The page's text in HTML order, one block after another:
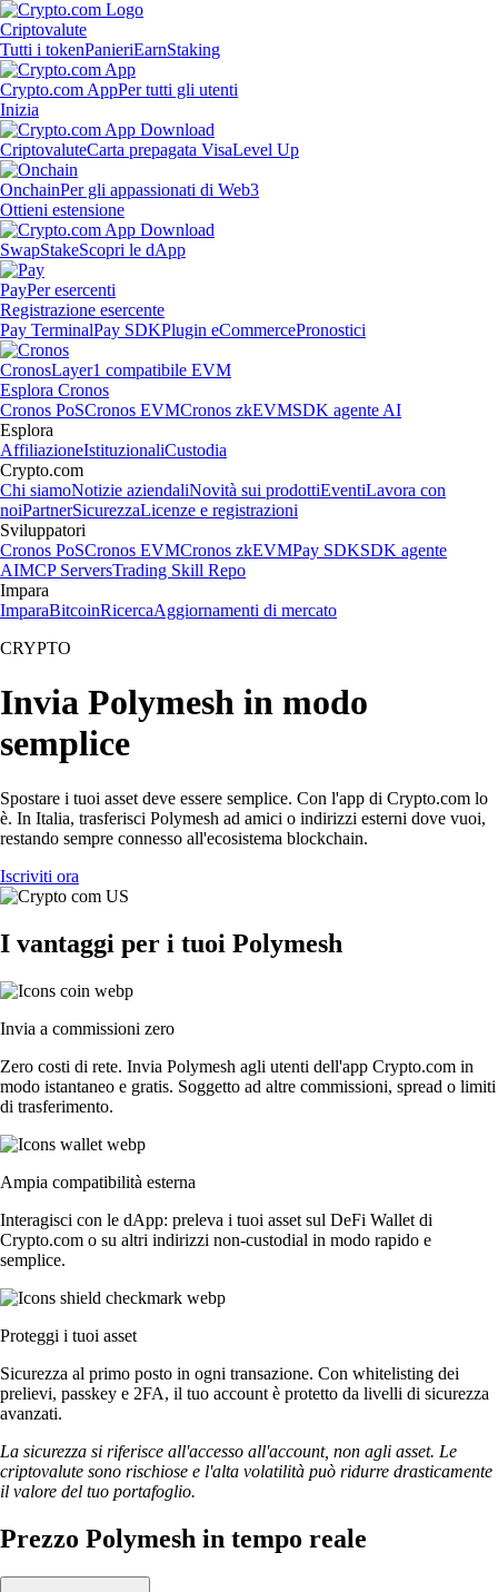
Criptovalute
Tutti i tokenPanieriEarnStaking
Crypto.com AppPer tutti gli utenti
Inizia
CriptovaluteCarta prepagata VisaLevel Up
OnchainPer gli appassionati di Web3
Ottieni estensione
SwapStakeScopri le dApp
PayPer esercenti
Registrazione esercente
Pay TerminalPay SDKPlugin eCommercePronostici
CronosLayer1 compatibile EVM
Esplora Cronos
Cronos PoSCronos EVMCronos zkEVMSDK agente AI
Esplora
AffiliazioneIstituzionaliCustodia
Crypto.com
Chi siamoNotizie aziendaliNovità sui prodottiEventiLavora con
noiPartnerSicurezzaLicenze e registrazioni
Sviluppatori
Cronos PoSCronos EVMCronos zkEVMPay SDKSDK agente
AIMCP ServersTrading Skill Repo
Impara
ImparaBitcoinRicercaAggiornamenti di mercato
CRYPTO
Invia Polymesh in modo
semplice
Spostare i tuoi asset deve essere semplice. Con l'app di Crypto.com lo
è. In Italia, trasferisci Polymesh ad amici o indirizzi esterni dove vuoi,
restando sempre connesso all'ecosistema blockchain.
Iscriviti ora
I vantaggi per i tuoi Polymesh
Invia a commissioni zero
Zero costi di rete. Invia Polymesh agli utenti dell'app Crypto.com in
modo istantaneo e gratis. Soggetto ad altre commissioni, spread o limiti
di trasferimento.
Ampia compatibilità esterna
Interagisci con le dApp: preleva i tuoi asset sul DeFi Wallet di
Crypto.com o su altri indirizzi non-custodial in modo rapido e
semplice.
Proteggi i tuoi asset
Sicurezza al primo posto in ogni transazione. Con whitelisting dei
prelievi, passkey e 2FA, il tuo account è protetto da livelli di sicurezza
avanzati.
La sicurezza si riferisce all'accesso all'account, non agli asset. Le
criptovalute sono rischiose e l'alta volatilità può ridurre drasticamente
il valore del tuo portafoglio.
Prezzo Polymesh in tempo reale